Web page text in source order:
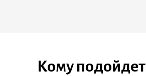
Кому подойдет